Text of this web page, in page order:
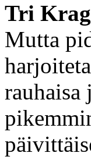
Tri
Mutta